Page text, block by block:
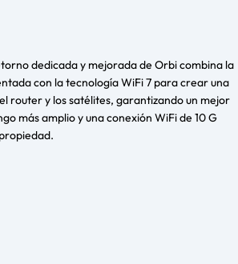
dedicada y mejorada de Orbi combina la
con la tecnología WiFi 7 para crear una
router y los satélites, garantizando un mejor
más amplio y una conexión WiFi de 10 G